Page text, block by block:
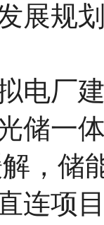
展规
电厂
储一
，储
连项